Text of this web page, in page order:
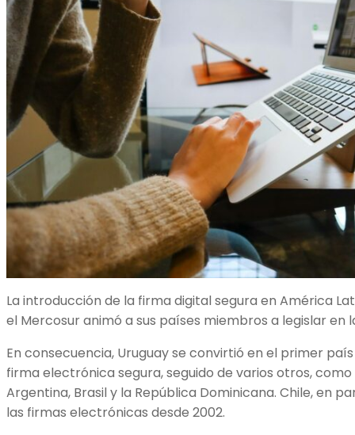
La introducción de la firma digital segura en América
el Mercosur animó a sus países miembros a legislar en
En consecuencia, Uruguay se convirtió en el primer
firma electrónica segura, seguido de varios otros, como
Argentina, Brasil y la República Dominicana. Chile, en
las firmas electrónicas desde 2002.